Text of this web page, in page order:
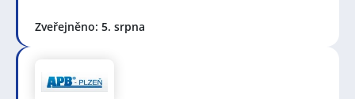
Zveřejněno: 5. srpna